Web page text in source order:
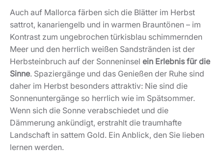
Auch auf Mallorca färben sich die Blätter im Herbst
sattrot, kanariengelb und in warmen Brauntönen – im
Kontrast zum ungebrochen türkisblau schimmernden
Meer und den herrlich weißen Sandstränden ist der
Herbsteinbruch auf der Sonneninsel ein Erlebnis für die
Sinne. Spaziergänge und das Genießen der Ruhe sind
daher im Herbst besonders attraktiv: Nie sind die
Sonnenuntergänge so herrlich wie im Spätsommer.
Wenn sich die Sonne verabschiedet und die
Dämmerung ankündigt, erstrahlt die traumhafte
Landschaft in sattem Gold. Ein Anblick, den Sie lieben
lernen werden.